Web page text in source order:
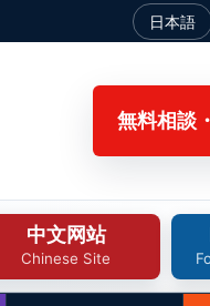
日本語
無料相談
中文网站
Chinese Site